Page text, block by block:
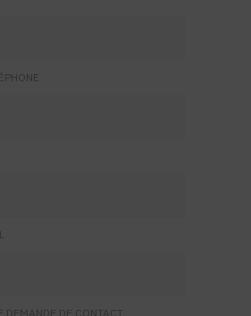
DEMANDE DE CONTACT